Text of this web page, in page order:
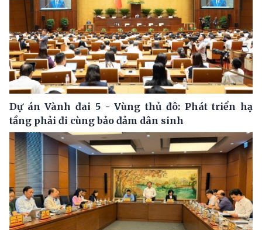
Dự án Vành đai 5 - Vùng thủ đô: Phát triển hạ
tầng phải đi cùng bảo đảm dân sinh